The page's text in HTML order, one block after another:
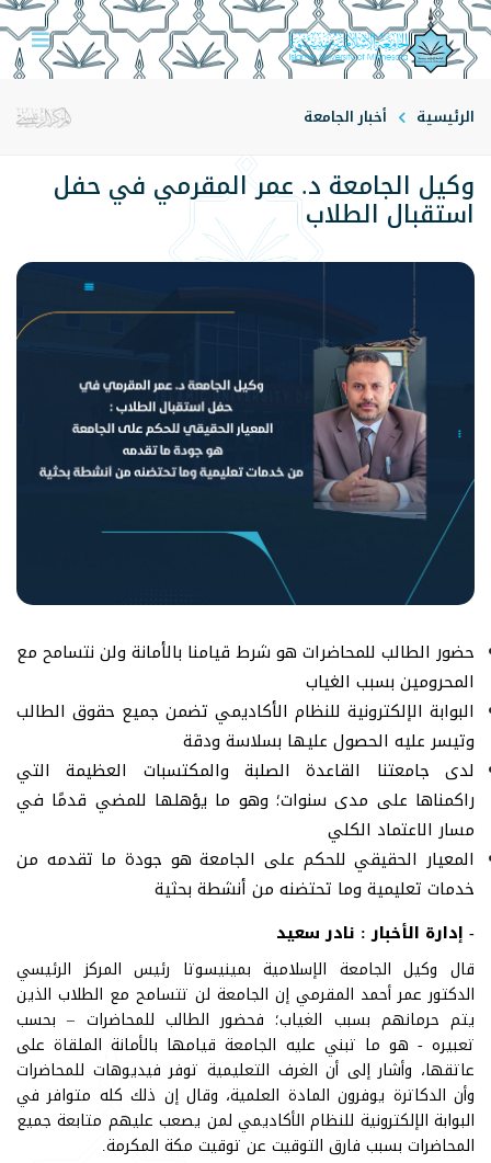
الرئيسية أخبار الجامعة
وكيل الجامعة د. عمر المقرمي في حفل
استقبال الطلاب
حضور الطالب للمحاضرات هو شرط قيامنا بالأمانة ولن نتسامح مع
المحرومين بسبب الغياب
البوابة الإلكترونية للنظام الأكاديمي تضمن جميع حقوق الطالب
وتيسر عليه الحصول عليها بسلاسة ودقة
لدى جامعتنا القاعدة الصلبة والمكتسبات العظيمة التي
راكمناها على مدى سنوات؛ وهو ما يؤهلها للمضي قدمًا في
مسار الاعتماد الكلي
المعيار الحقيقي للحكم على الجامعة هو جودة ما تقدمه من
خدمات تعليمية وما تحتضنه من أنشطة بحثية
- إدارة الأخبار : نادر سعيد
قال وكيل الجامعة الإسلامية بمينيسوتا رئيس المركز الرئيسي
الدكتور عمر أحمد المقرمي إن الجامعة لن تتسامح مع الطلاب الذين
يتم حرمانهم بسبب الغياب؛ فحضور الطالب للمحاضرات – بحسب
تعبيره - هو ما تبني عليه الجامعة قيامها بالأمانة الملقاة على
عاتقها، وأشار إلى أن الغرف التعليمية توفر فيديوهات للمحاضرات
وأن الدكاترة يوفرون المادة العلمية، وقال إن ذلك كله متوافر في
البوابة الإلكترونية للنظام الأكاديمي لمن يصعب عليهم متابعة جميع
المحاضرات بسبب فارق التوقيت عن توقيت مكة المكرمة.